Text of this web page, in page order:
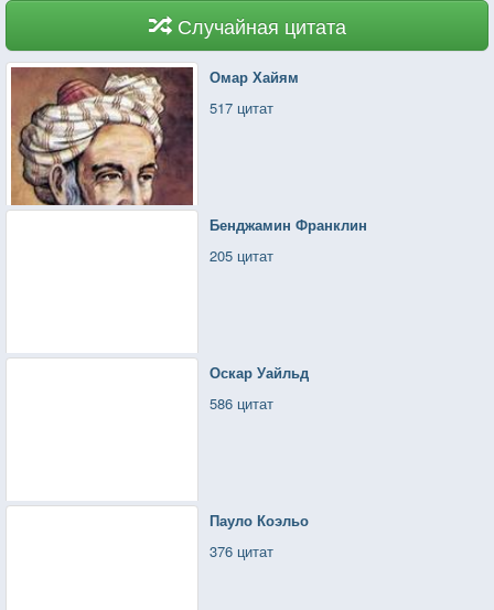
Случайная цитата
Омар Хайям
517 цитат
Бенджамин Франклин
205 цитат
Оскар Уайльд
586 цитат
Пауло Коэльо
376 цитат